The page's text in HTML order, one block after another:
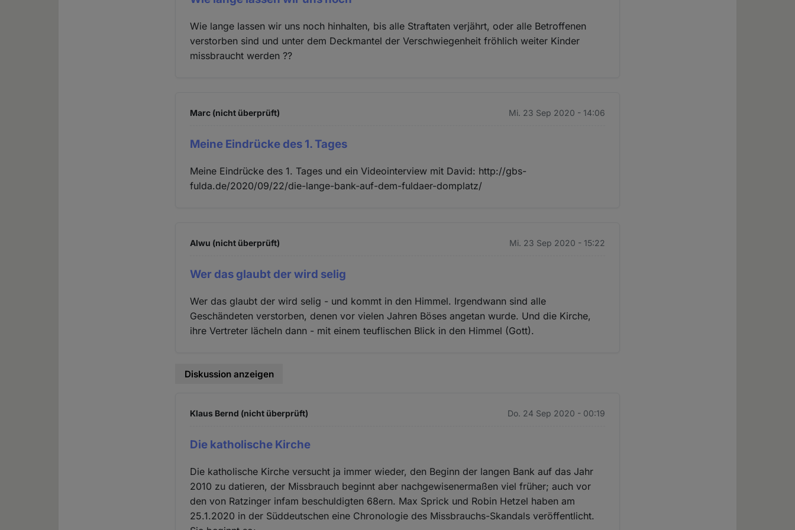
Wie lange lassen wir uns noch hinhalten, bis alle Straftaten verjährt, oder alle Betroffenen
verstorben sind und unter dem Deckmantel der Verschwiegenheit fröhlich weiter Kinder
missbraucht werden ??
Marc (nicht überprüft) Mi. 23 Sep 2020 - 14:06
Meine Eindrücke des 1. Tages
Meine Eindrücke des 1. Tages und ein Videointerview mit David: http://gbs-
fulda.de/2020/09/22/die-lange-bank-auf-dem-fuldaer-domplatz/
Alwu (nicht überprüft) Mi. 23 Sep 2020 - 15:22
Wer das glaubt der wird selig
Wer das glaubt der wird selig - und kommt in den Himmel. Irgendwann sind alle
Geschändeten verstorben, denen vor vielen Jahren Böses angetan wurde. Und die Kirche,
ihre Vertreter lächeln dann - mit einem teuflischen Blick in den Himmel (Gott).
Diskussion anzeigen
Klaus Bernd (nicht überprüft) Do. 24 Sep 2020 - 00:19
Die katholische Kirche
Die katholische Kirche versucht ja immer wieder, den Beginn der langen Bank auf das Jahr
2010 zu datieren, der Missbrauch beginnt aber nachgewisenermaßen viel früher; auch vor
den von Ratzinger infam beschuldigten 68ern. Max Sprick und Robin Hetzel haben am
25.1.2020 in der Süddeutschen eine Chronologie des Missbrauchs-Skandals veröffentlicht.